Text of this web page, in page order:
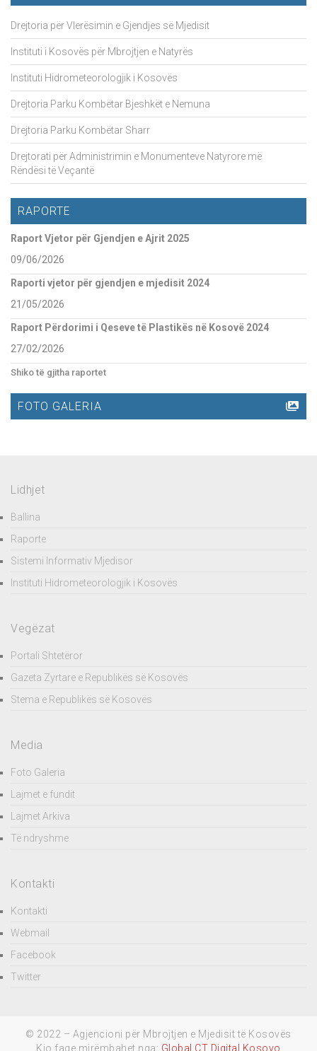
Drejtoria për Vlerësimin e Gjendjes së Mjedisit
Instituti i Kosovës për Mbrojtjen e Natyrës
Instituti Hidrometeorologjik i Kosovës
Drejtoria Parku Kombëtar Bjeshkët e Nemuna
Drejtoria Parku Kombëtar Sharr
Drejtorati për Administrimin e Monumenteve Natyrore më
Rëndësi të Veçantë
RAPORTE
Raport Vjetor për Gjendjen e Ajrit 2025
09/06/2026
Raporti vjetor për gjendjen e mjedisit 2024
21/05/2026
Raport Përdorimi i Qeseve të Plastikës në Kosovë 2024
27/02/2026
Shiko të gjitha raportet
FOTO GALERIA
Lidhjet
Ballina
Raporte
Sistemi Informativ Mjedisor
Instituti Hidrometeorologjik i Kosovës
Vegëzat
Portali Shtetëror
Gazeta Zyrtare e Republikës së Kosovës
Stema e Republikës së Kosovës
Media
Foto Galeria
Lajmet e fundit
Lajmet Arkiva
Të ndryshme
Kontakti
Kontakti
Webmail
Facebook
Twitter
© 2022 – Agjencioni për Mbrojtjen e Mjedisit të Kosovës
Kjo faqe mirëmbahet nga: Global CT Digital Kosovo